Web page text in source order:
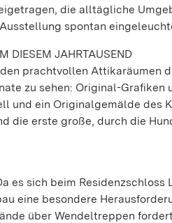
die alltägliche
spontan
DIESEM JAHRTAUSEND
prachtvollen Attikaräumen
zu sehen: Original-
und ein Originalgemälde des
die erste große, durch die
es sich beim
eine besondere
über Wendeltreppen